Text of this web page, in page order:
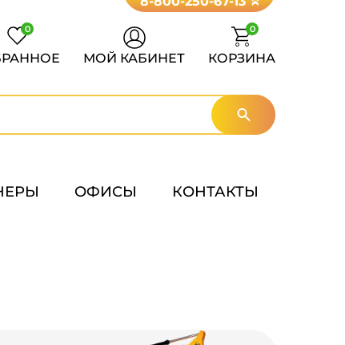
0
МОЙ КАБИНЕТ КОРЗИНА
0
ОФИСЫ КОНТАКТЫ